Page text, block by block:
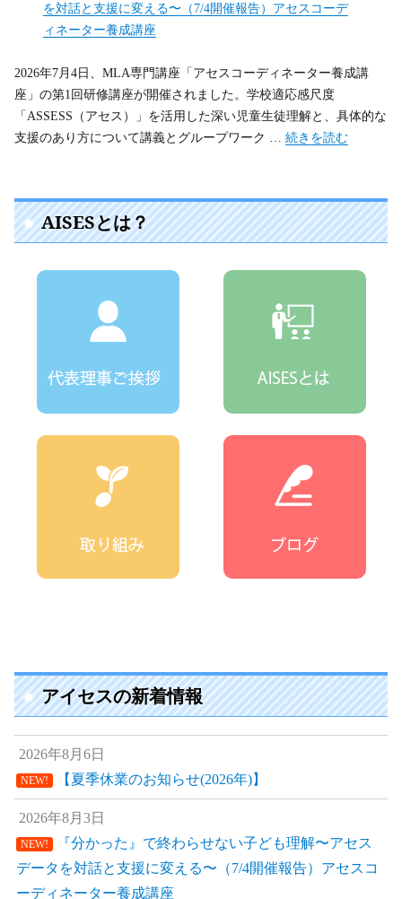
を対話と支援に変える〜（7/4開催報告）アセスコーデ
ィネーター養成講座
2026年7月4日、MLA専門講座「アセスコーディネーター養成講
座」の第1回研修講座が開催されました。学校適応感尺度
「ASSESS（アセス）」を活用した深い児童生徒理解と、具体的な
支援のあり方について講義とグループワーク … “『分かった』で終
続きを読む
AISESとは？
アイセスの新着情報
2026年8月6日
NEW! 【夏季休業のお知らせ(2026年)】
2026年8月3日
NEW!
『分かった』で終わらせない子ども理解〜アセス
データを対話と支援に変える〜（7/4開催報告）アセスコ
ーディネーター養成講座